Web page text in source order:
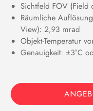
Sichtfeld FOV (Field
Räumliche
View): 2,93 mrad
Objekt-Temperatur
Genauigkeit: ±3°C